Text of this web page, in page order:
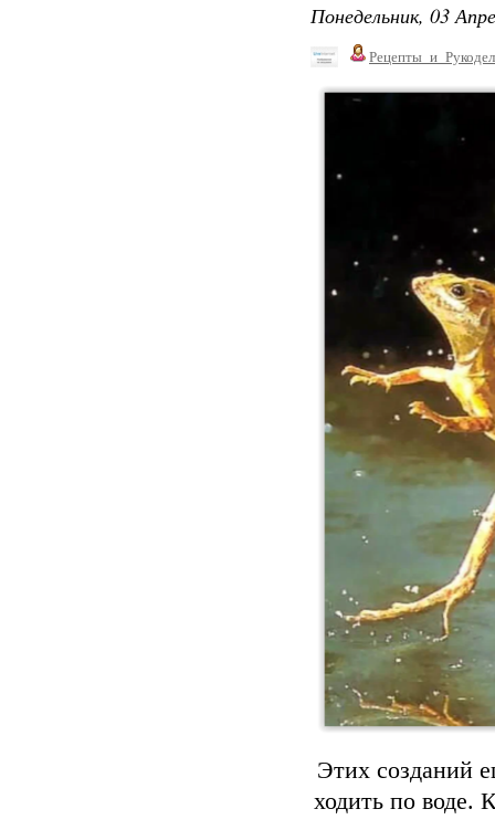
Понедельник, 03
Этих созданий
ходить по воде.